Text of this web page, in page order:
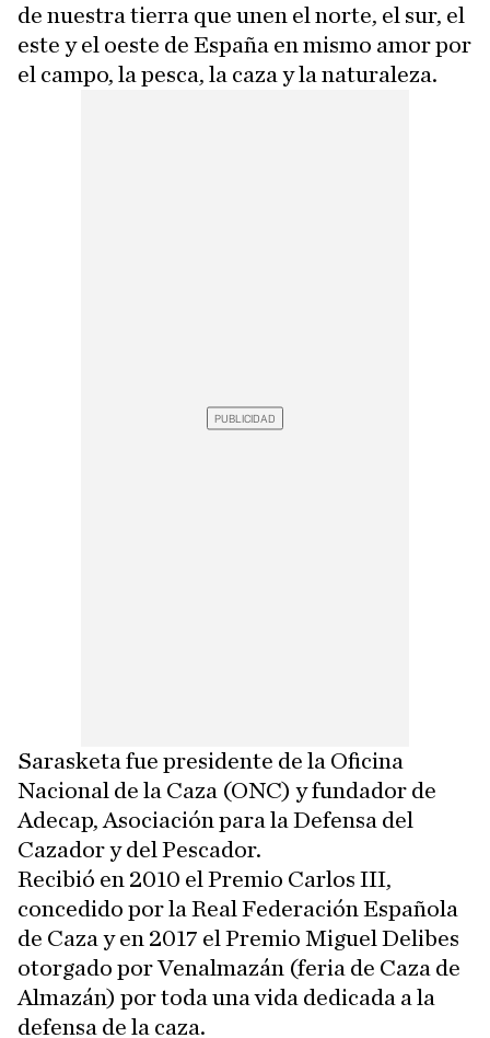
de nuestra tierra que unen el norte, el sur, el
este y el oeste de España en mismo amor por
el campo, la pesca, la caza y la naturaleza.
Sarasketa fue presidente de la Oficina
Nacional de la Caza (ONC) y fundador de
Adecap, Asociación para la Defensa del
Cazador y del Pescador.
Recibió en 2010 el Premio Carlos III,
concedido por la Real Federación Española
de Caza y en 2017 el Premio Miguel Delibes
otorgado por Venalmazán (feria de Caza de
Almazán) por toda una vida dedicada a la
defensa de la caza.